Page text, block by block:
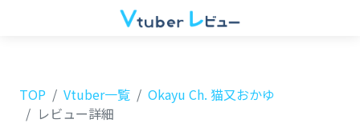
TOP Vtuber一覧
Okayu Ch. 猫又おかゆ
レビュー詳細